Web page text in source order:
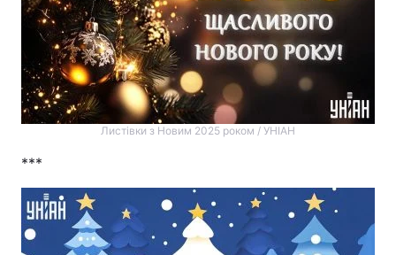
Листівки з Новим 2025 роком / УНІАН
***